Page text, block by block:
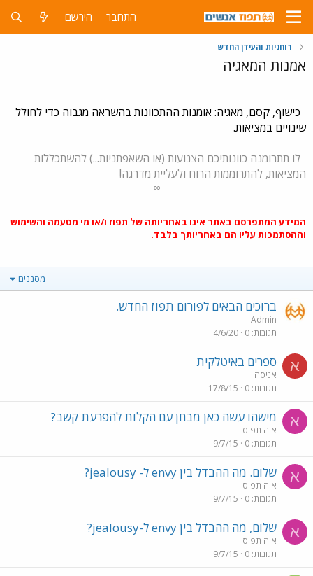
התחבר הירשם
רוחניות והעידן החדש
אמנות המאגיה
כישוף, קסם, מאגיה: אומנות ההתכוונות בהשראה מגבוה כדי לחולל
שינויים במציאות.
לו תתרומנה כוונותיכם הצנועות (או השאפתניות...) להשתכללות
המציאות, להתרוממות הרוח ולעליית מדרגה!
∞
המידע המתפרסם באתר אינו באחריותה של תפוז ו/או מי מטעמה והשימוש
וההסתמכות עליו הם באחריותך בלבד.
מסננים
ברוכים הבאים לפורום תפוז החדש.
Admin
תגובות 0
4/6/20
א ספרים באיטלקית
אניסה
תגובות 0
17/8/15
א מישהו עשה כאן מבחן עם הקלות להפרעת קשב?
איה תפוס
תגובות 0
9/7/15
א שלום. מה ההבדל בין envy ל- jealousy?
איה תפוס
תגובות 0
9/7/15
א שלום, מה ההבדל בין envy ל-jealousy?
איה תפוס
תגובות 0
9/7/15